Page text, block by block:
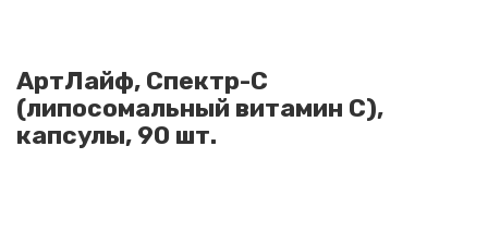
АртЛайф, Спектр-С
(липосомальный витамин С),
капсулы, 90 шт.